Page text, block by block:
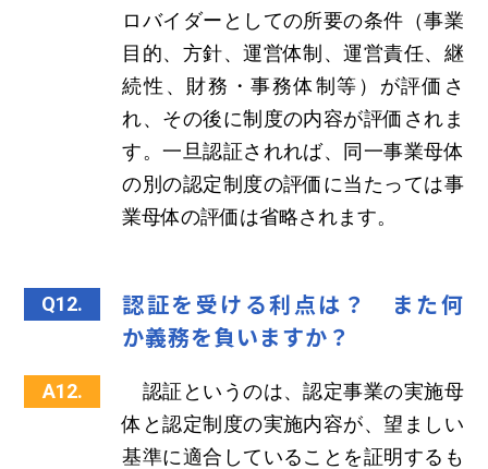
ロバイダーとしての所要の条件（事業
目的、方針、運営体制、運営責任、継
続性、財務・事務体制等）が評価さ
れ、その後に制度の内容が評価されま
す。一旦認証されれば、同一事業母体
の別の認定制度の評価に当たっては事
業母体の評価は省略されます。
Q12.
認証を受ける利点は？ また何
か義務を負いますか？
A12.
認証というのは、認定事業の実施母
体と認定制度の実施内容が、望ましい
基準に適合していることを証明するも